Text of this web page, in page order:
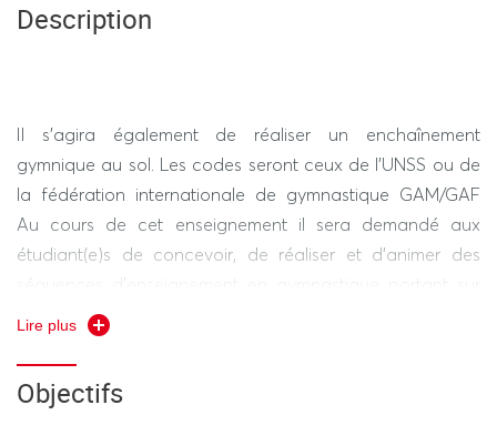
Description
Il s’agira également de réaliser un enchaînement
gymnique au sol. Les codes seront ceux de l’UNSS ou de
la fédération internationale de gymnastique GAM/GAF
Au cours de cet enseignement il sera demandé aux
étudiant(e)s de concevoir, de réaliser et d’animer des
des thématiques transversales aux AGA
Lire plus
Objectifs